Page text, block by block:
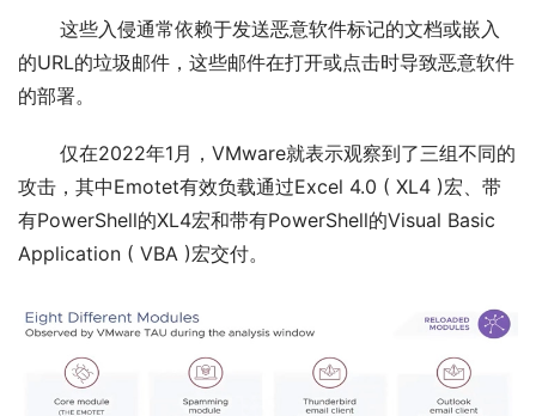
的URL的垃圾邮件，这些邮件在打开或点击时导致恶意软件
的部署。
攻击，其中Emotet有效负载通过Excel 4.0 ( XL4 )宏、带
有PowerShell的XL4宏和带有PowerShell的Visual Basic
Application ( VBA )宏交付。